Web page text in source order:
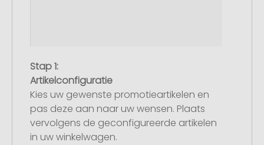
Stap 1:
Artikelconfiguratie
Kies uw gewenste promotieartikelen en
pas deze aan naar uw wensen. Plaats
vervolgens de geconfigureerde artikelen
in uw winkelwagen.